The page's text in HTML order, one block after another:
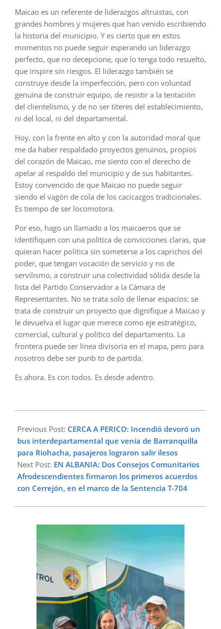
Maicao es un referente de liderazgos altruistas, con
grandes hombres y mujeres que han venido escribiendo
la historia del municipio. Y es cierto que en estos
momentos no puede seguir esperando un liderazgo
perfecto, que no decepcione, que lo tenga todo resuelto,
que inspire sin riesgos. El liderazgo también se
construye desde la imperfección, pero con voluntad
genuina de construir equipo, de resistir a la tentación
del clientelismo, y de no ser títeres del establecimiento,
ni del local, ni del departamental.
Hoy, con la frente en alto y con la autoridad moral que
me da haber respaldado proyectos genuinos, propios
del corazón de Maicao, me siento con el derecho de
apelar al respaldo del municipio y de sus habitantes.
Estoy convencido de que Maicao no puede seguir
siendo el vagón de cola de los cacicazgos tradicionales.
Es tiempo de ser locomotora.
Por eso, hago un llamado a los maicaeros que se
identifiquen con una política de convicciones claras, que
quieran hacer política sin someterse a los caprichos del
poder, que tengan vocación de servicio y no de
servilismo, a construir una colectividad sólida desde la
lista del Partido Conservador a la Cámara de
Representantes. No se trata solo de llenar espacios: se
trata de construir un proyecto que dignifique a Maicao y
le devuelva el lugar que merece como eje estratégico,
comercial, cultural y político del departamento. La
frontera puede ser línea divisoria en el mapa, pero para
nosotros debe ser punb to de partida.
Es ahora. Es con todos. Es desde adentro.
04-
03
Previous Post: CERCA A PERICO: Incendió devoró un
bus interdepartamental que venía de Barranquilla
para Riohacha, pasajeros lograron salir ilesos
Next Post: EN ALBANIA: Dos Consejos Comunitarios
Afrodescendientes firmaron los primeros acuerdos
con Cerrejón, en el marco de la Sentencia T-704